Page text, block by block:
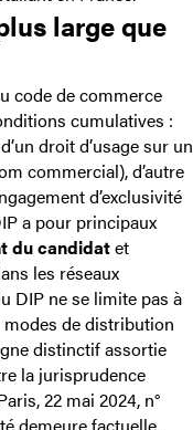
large que
code de commerce
cumulatives :
droit d’usage sur un
commercial), d’autre
d’exclusivité
a pour principaux
du candidatet
les réseaux
DIP ne se limite pas à
modes de distribution
distinctif assortie
la jurisprudence
22 mai 2024, n°